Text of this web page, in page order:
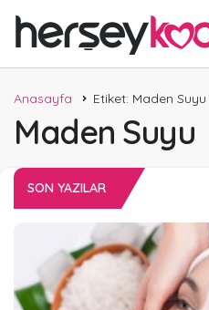
Anasayfa Etiket: Maden Suyu
Maden Suyu
SON YAZILAR